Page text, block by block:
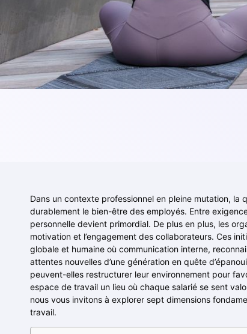
Dans un contexte professionnel en pleine mutation, la
durablement le bien-être des employés. Entre
personnelle devient primordial. De plus en plus, les
motivation et l’engagement des collaborateurs. Ces
globale et humaine où communication interne,
attentes nouvelles d’une génération en quête
peuvent-elles restructurer leur environnement pour
espace de travail un lieu où chaque salarié se sent
nous vous invitons à explorer sept dimensions
travail.